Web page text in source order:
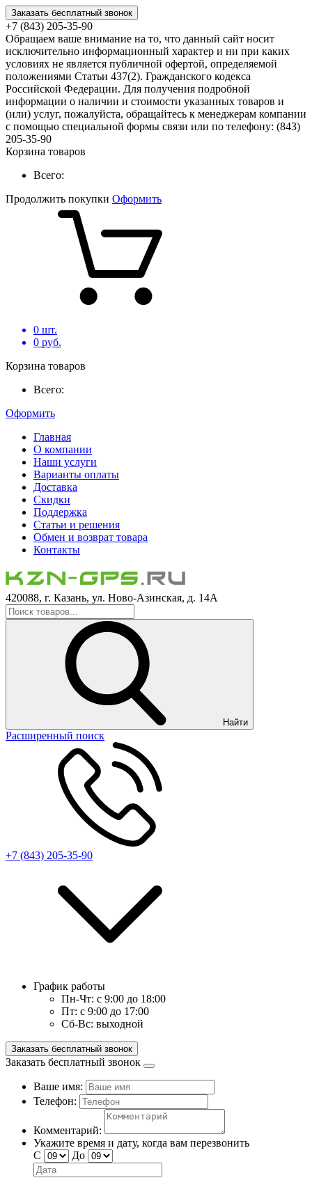
Заказать бесплатный звонок
+7 (843) 205-35-90
Обращаем ваше внимание на то, что данный сайт носит
исключительно информационный характер и ни при каких
условиях не является публичной офертой, определяемой
положениями Статьи 437(2). Гражданского кодекса
Российской Федерации. Для получения подробной
информации о наличии и стоимости указанных товаров и
(или) услуг, пожалуйста, обращайтесь к менеджерам компании
с помощью специальной формы связи или по телефону: (843)
205-35-90
Корзина товаров
Всего:
Продолжить покупки Оформить
0 шт.
0 руб.
Корзина товаров
Всего:
Оформить
Главная
О компании
Наши услуги
Варианты оплаты
Доставка
Скидки
Поддержка
Статьи и решения
Обмен и возврат товара
Контакты
420088, г. Казань, ул. Ново-Азинская, д. 14А
Найти
Расширенный поиск
+7 (843) 205-35-90
График работы
Пн-Чт: с 9:00 до 18:00
Пт: с 9:00 до 17:00
Сб-Вс: выходной
Заказать бесплатный звонок
Заказать бесплатный звонок
Ваше имя:
Телефон:
Комментарий:
Укажите время и дату, когда вам перезвонить
С
До